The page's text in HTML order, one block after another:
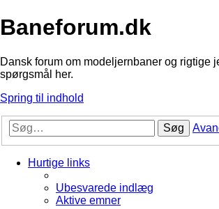
Baneforum.dk
Dansk forum om modeljernbaner og rigtige
spørgsmål her.
Spring til indhold
Søg
Hurtige links
Ubesvarede indlæg
Aktive emner